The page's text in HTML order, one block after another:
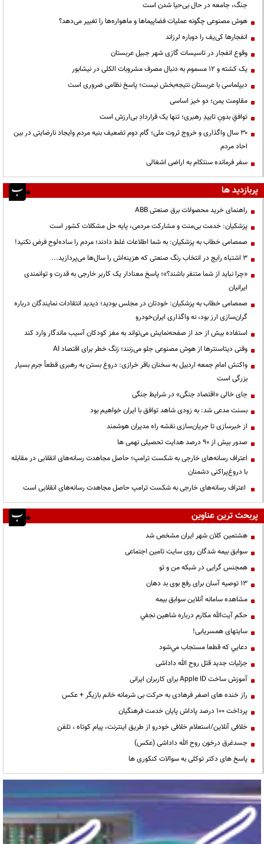
جنگ، جامعه در حال بی‌حیا شدن است
هوش مصنوعی چگونه عملیات فضاپیماها و ماهواره‌ها را تغییر می‌دهد؟
انفجارها کی‌یف را دوباره لرزاند
وقوع انفجار در تاسیسات گازی شهر جبیل عربستان
یک کشته و ۱۲ مسموم به دنبال مصرف مشروبات الکلی در نیشابور
دیپلماسی با عربستان نتیجه‌بخش نیست؛ پاسخ نظامی ضروری است
مقاومت یمن؛ دو خیز اساسی
توافقِ بدونِ تاییدِ رهبری؛ تنها یک قراردادِ بی‌ارزش است
۳۰ سال واگذاری و خروج ثروت ملی؛ گام دوم تضعیف بنیه مردم وایجاد نارضایتی در بین
احاد مردم
سفر فرمانده سنتکام به اراضی اشغالی
پربازدید ها
راهنمای خرید محصولات برق صنعتی ABB
پزشکیان: خدمت بی‌منت و مشارکت مردمی، پایه حل مشکلات کشور است
صمصامی خطاب به پزشکیان: به شما اطلاعات غلط دادند؛ مردم را ساده‌لوح فرض نکنید!
3 اشتباه رایج در انتخاب رنگ صنعتی که هزینه‌اش را سال‌ها می‌پردازید...
«چرا نباید از شما متنفر باشند؟»؛ پاسخ معنادار یک کاربر خارجی به قدرت و توانمندی
ایرانیان
صمصامی خطاب به پزشکیان: خودتان در مجلس بودید؛ دیدید انتقادات نمایندگان درباره
گران‌سازی ارز بود، نه واگذاری ایران‌خودرو
استفاده بیش از حد از صفحه‌نمایش می‌تواند به مغز کودکان آسیب ماندگار وارد کند
وقتی دیتاسنترها از هوش مصنوعی جلو می‌زنند؛ زنگ خطر برای اقتصاد AI
واکنش امام جمعه اردبیل به سخنان باقر خرازی: دروغ بستن به رهبری قطعاً جرم بسیار
بزرگی است
جای خالی «اقتصاد جنگی» در شرایط جنگی
بسنت مدعی شد: به زودی شاهد توافق با ایران خواهیم بود
از خبرسازی تا جریان‌سازی نقشه راه مدیران هوشمند
صدور بیش از ۹۰ درصد هدایت تحصیلی نهمی ها
اعتراف رسانه‌های خارجی به شکست ترامپ؛ حاصل مجاهدت رسانه‌های انقلابی در مقابله
با دروغ‌پراکنی دشمنان
اعتراف رسانه‌های خارجی به شکست ترامپ حاصل مجاهدت رسانه‌های انقلابی است
پربحث ترین عناوین
هشتمین کلان شهر ایران مشخص شد
سوابق بیمه شدگان روی سایت تامین اجتماعی
همجنس گرایی در شبکه من و تو
13 توصیه آسان برای رفع بوی بد دهان
مشاهده سامانه آنلاين سوابق بیمه
حكم آيت‌الله مكارم درباره شاهين نجفي
سایتهای همسریابی!
دعايي كه قطعا مستجاب مي‌شود
جزئیات جدید قتل روح الله داداشی
آموزش ساخت Apple ID برای کاربران ایرانی
راز خنده های اصغر فرهادی به حرکت بی شرمانه خانم بازیگر + عکس
پرداخت ۱۰۰ درصد پاداش پایان خدمت فرهنگیان
خلافی آنلاین/استعلام خلافی خودرو از طریق اینترنت، پیام کوتاه ، تلفن
جسدغرق درخون روح الله داداشی (عکس)
پاسخ های دکتر توکلی به سوالات کنکوری ها